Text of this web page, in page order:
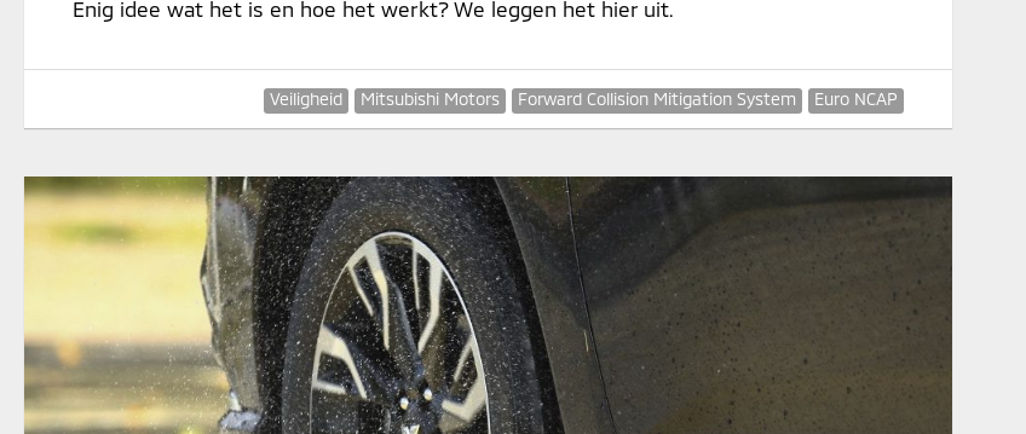
Enig idee wat het is en hoe het werkt? We leggen het hier uit.
Euro NCAP
Forward Collision Mitigation System
Mitsubishi Motors
Veiligheid